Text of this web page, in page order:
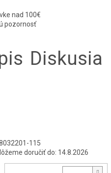
nad 100€
pozornosť
Diskusia
8032201-115
doručiť do: 14.8.2026